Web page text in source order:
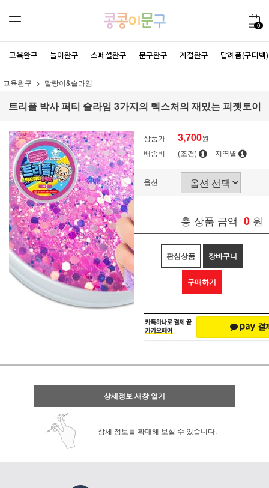
0
교육완구 놀이완구 스페셜완구 문구완구 계절완구 답례품(구디백)
교육완구 말랑이&슬라임
트리플 박사 퍼티 슬라임 3가지의 텍스처의 재밌는 피젯토이
상품가 3,700원
배송비
(조건) 지역별
옵션
총 상품 금액 0 원
관심상품 장바구니
구매하기
상세정보 새창 열기
상세 정보를 확대해 보실 수 있습니다.